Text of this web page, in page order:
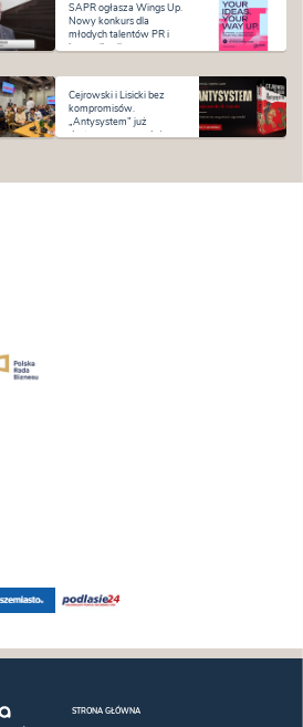
SAPR ogłasza Wings Up.
Nowy konkurs dla
młodych talentów PR i
komunikacji
Cejrowski i Lisicki bez
kompromisów.
„Antysystem” już
dostępny w sprzedaży
STRONA GŁÓWNA